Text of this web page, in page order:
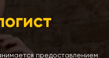
предоставлением